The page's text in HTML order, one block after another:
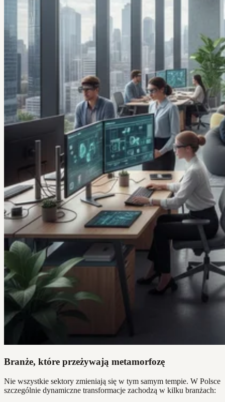
Branże, które przeżywają metamorfozę
Nie wszystkie sektory zmieniają się w tym samym tempie. W Polsce
szczególnie dynamiczne transformacje zachodzą w kilku branżach: